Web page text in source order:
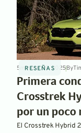
RESEÑAS
5 minSep 29, 2025By
Primera
Crosstrek
por un poco
El Crosstrek Hybrid